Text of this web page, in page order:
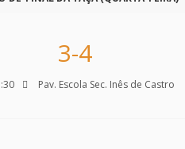
3-4
Pav. Escola Sec. Inês de Castro